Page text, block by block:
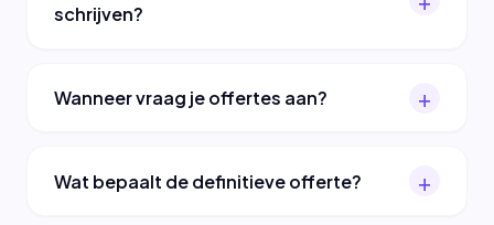
schrijven?
Wanneer vraag je offertes aan?
Wat bepaalt de definitieve offerte?